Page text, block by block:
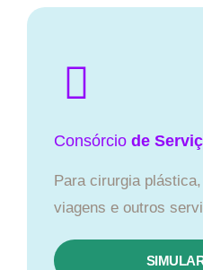
Consórcio de
Para cirurgia
viagens e outros